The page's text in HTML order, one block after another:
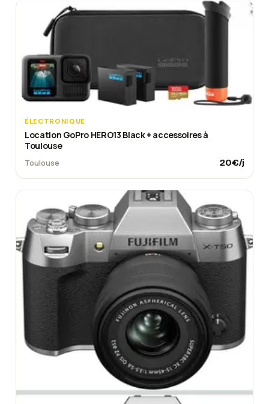
ÉLECTRONIQUE
Location GoPro HERO13 Black + accessoires à
Toulouse
Toulouse 20€/j